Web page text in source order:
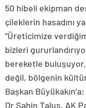
50 hibeli ekipman
çileklerin hasadını
“Üreticimize
bizleri
bereketle
değil, bölgenin
Başkan
Dr.Şahin Talus, AK